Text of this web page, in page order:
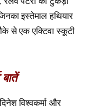
इस्तेमाल हथियार
से एक एक्टिवा स्कूटी
विश्वकर्मा और